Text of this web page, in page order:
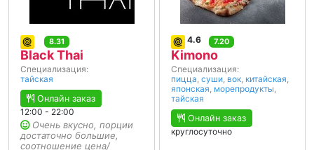
8.31
Black Thai
Специализация:
тайская
Онлайн заказ
12:00 - 22:00
Очень вкусно, порции
достаточно большие,
соотношение цена/
4.6 7.20
Kimono
Специализация:
пицца суши вок китайская
японская морепродукты
тайская
Онлайн заказ
круглосуточно